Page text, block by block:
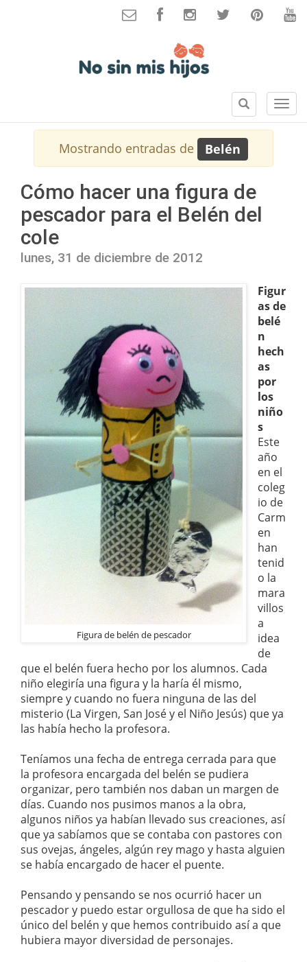
S
e
B
u
s
c
a
Mostrando entradas de Belén
Cómo hacer una figura de
pescador para el Belén del
cole
lunes, 31 de diciembre de 2012
Figura de belén de pescador
Figur
as de
belé
n
hech
as
por
los
niño
s
Este
año
en el
coleg
io de
Carm
en
han
tenid
o la
mara
villos
a
idea
de
que el belén fuera hecho por los alumnos. Cada
niño elegiría una figura y la haría él mismo,
siempre y cuando no fuera ninguna de las del
misterio (La Virgen, San José y el Niño Jesús) que ya
las había hecho la profesora.
Teníamos una fecha de entrega cerrada para que
la profesora encargada del belén se pudiera
organizar, pero también nos daban un margen de
días. Cuando nos pusimos manos a la obra,
algunos niños ya habían llevado sus creaciones, así
que ya sabíamos que se contaba con pastores con
sus ovejas, ángeles, algún rey mago y hasta alguien
se había encargado de hacer el puente.
Pensando y pensando se nos ocurrió hacer un
pescador y puedo estar orgullosa de que ha sido el
único del belén y que hemos contribuido así a que
hubiera mayor diversidad de personajes.